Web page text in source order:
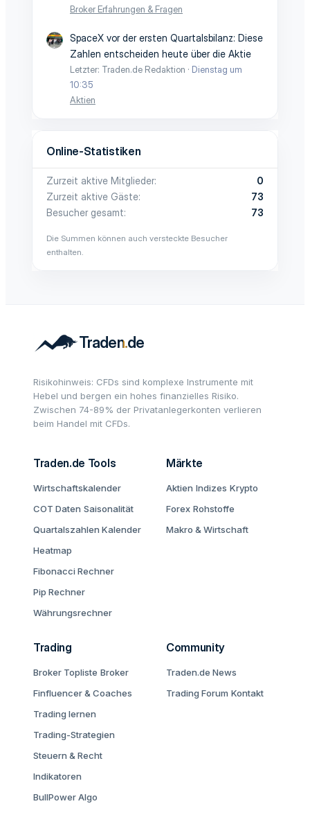
Broker Erfahrungen & Fragen
SpaceX vor der ersten Quartalsbilanz: Diese
Zahlen entscheiden heute über die Aktie
Letzter: Traden.de Redaktion
Dienstag um
10:35
Aktien
Online-Statistiken
Zurzeit aktive Mitglieder
0
Zurzeit aktive Gäste
73
Besucher gesamt
73
Die Summen können auch versteckte Besucher
enthalten.
Risikohinweis: CFDs sind komplexe Instrumente mit
Hebel und bergen ein hohes finanzielles Risiko.
Zwischen 74-89% der Privatanlegerkonten verlieren
beim Handel mit CFDs.
Traden.de Tools
Wirtschaftskalender
COT Daten Saisonalität
Quartalszahlen Kalender
Heatmap
Fibonacci Rechner
Pip Rechner
Währungsrechner
Märkte
Aktien Indizes Krypto
Forex Rohstoffe
Makro & Wirtschaft
Trading
Broker Topliste Broker
Finfluencer & Coaches
Trading lernen
Trading-Strategien
Steuern & Recht
Indikatoren
BullPower Algo
Community
Traden.de News
Trading Forum Kontakt